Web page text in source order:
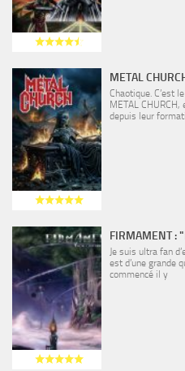
METAL
Chaotique. C’est
METAL
depuis leur
FIRMAMENT :
Je suis ultra fan
est d’une grande
commencé il y